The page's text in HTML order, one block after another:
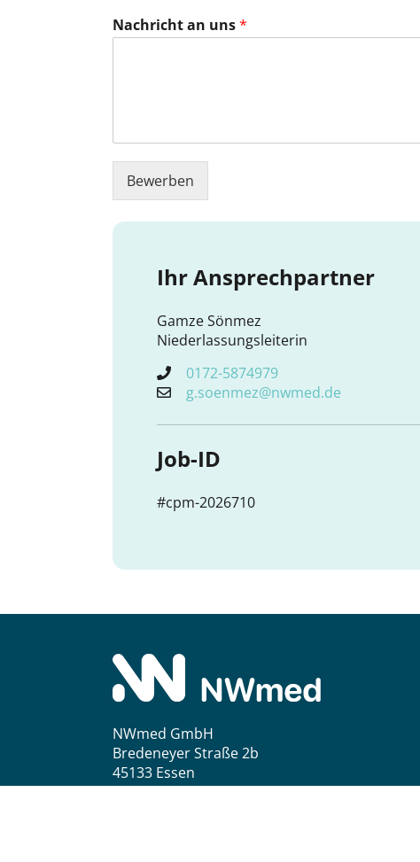
Nachricht an uns*
Bewerben
Ihr Ansprechpartner
Gamze Sönmez
Niederlassungsleiterin
0172-5874979
g.soenmez@nwmed.de
Job-ID
#cpm-2026710
NWmed GmbH
Bredeneyer Straße 2b
45133 Essen